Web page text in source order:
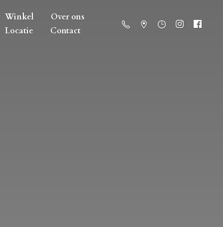
Winkel
Over ons
Locatie
Contact